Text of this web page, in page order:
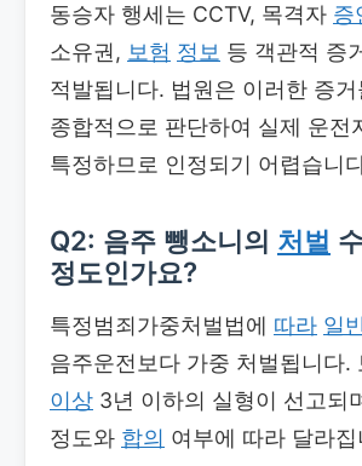
동승자 행세는 CCTV, 목격자 증
소유권, 보험 정보 등 객관적 증
적발됩니다. 법원은 이러한 증거
종합적으로 판단하여 실제 운전
특정하므로 인정되기 어렵습니
Q2: 음주 뺑소니의 처벌
정도인가요?
특정범죄가중처벌법에 따라 일
음주운전보다 가중 처벌됩니다.
이상 3년 이하의 실형이 선고되
정도와 합의 여부에 따라 달라집